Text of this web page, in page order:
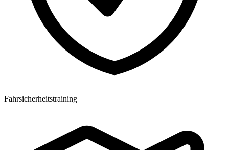
Fahrsicherheitstraining